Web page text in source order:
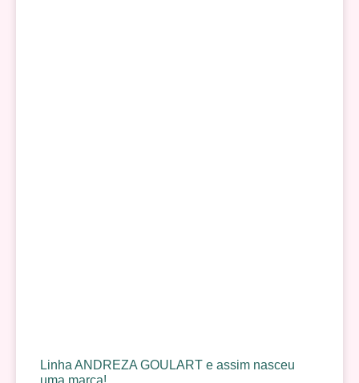
Linha ANDREZA GOULART e assim nasceu